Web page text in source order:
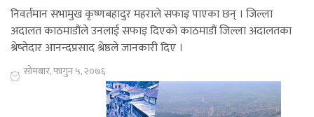
निवर्तमान सभामुख कृष्णबहादुर महराले सफाइ पाएका छन् । जिल्ला
अदालत काठमाडौंले उनलाई सफाइ दिएको काठमाडौं जिल्ला अदालतका
श्रेष्तेदार आनन्दप्रसाद श्रेष्ठले जानकारी दिए ।
सोमबार, फागुन ५, २०७६